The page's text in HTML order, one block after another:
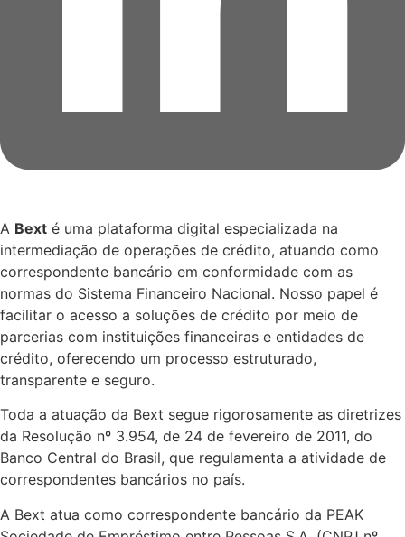
A Bext é uma plataforma digital especializada na
intermediação de operações de crédito, atuando como
correspondente bancário em conformidade com as
normas do Sistema Financeiro Nacional. Nosso papel é
facilitar o acesso a soluções de crédito por meio de
parcerias com instituições financeiras e entidades de
crédito, oferecendo um processo estruturado,
transparente e seguro.
Toda a atuação da Bext segue rigorosamente as diretrizes
da Resolução nº 3.954, de 24 de fevereiro de 2011, do
Banco Central do Brasil, que regulamenta a atividade de
correspondentes bancários no país.
A Bext atua como correspondente bancário da PEAK